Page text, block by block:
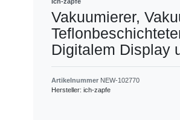
Vakuumierer,
Digitalem Display
Artikelnummer NEW-102770
Hersteller: ich-zapfe